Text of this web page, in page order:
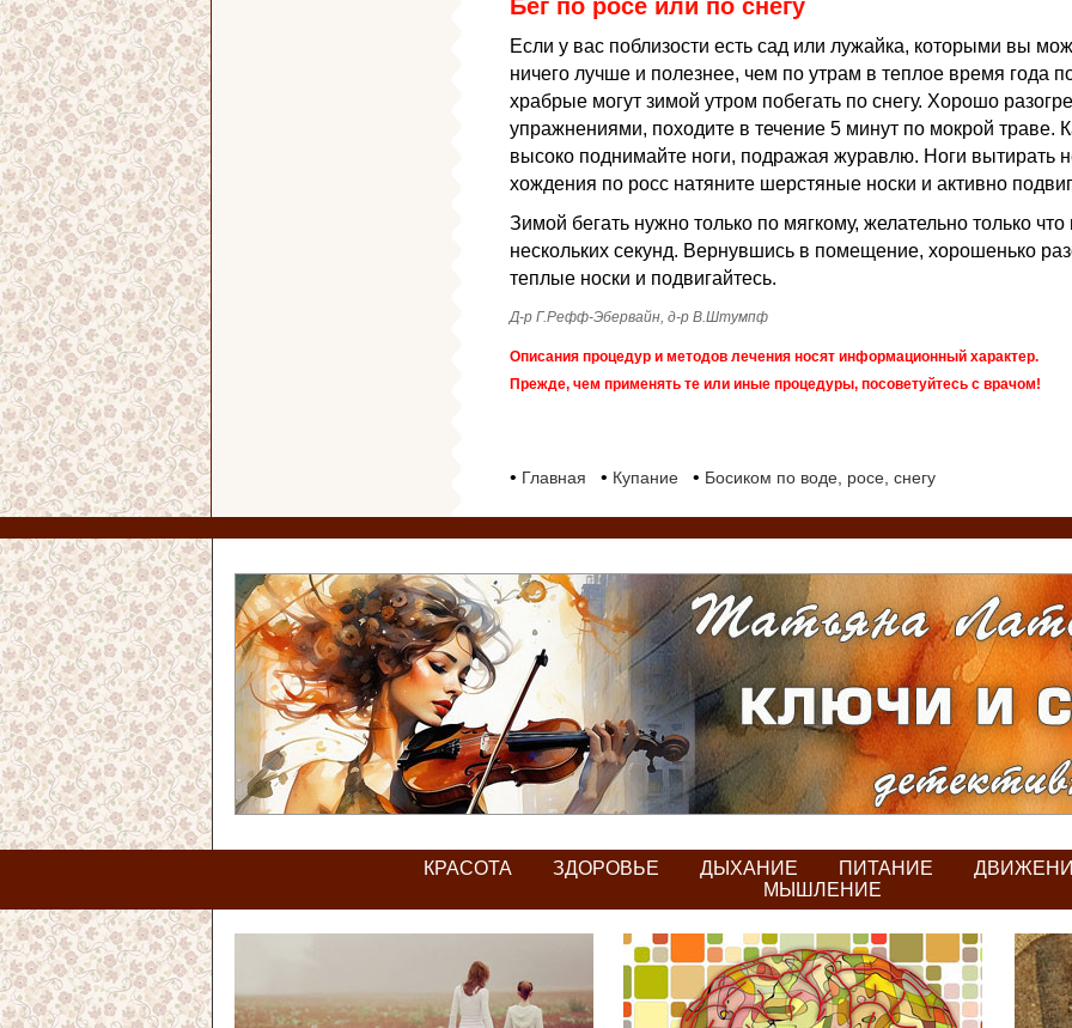
Бег по росе или по снегу
Если у вас поблизости есть сад или лужайка, которыми вы
ничего лучше и полезнее, чем по утрам в теплое время года
храбрые могут зимой утром побегать по снегу. Хорошо
упражнениями, походите в течение 5 минут по мокрой траве.
высоко поднимайте ноги, подражая журавлю. Ноги вытирать
хождения по росс натяните шерстяные носки и активно
Зимой бегать нужно только по мягкому, желательно только
нескольких секунд. Вернувшись в помещение, хорошенько
теплые носки и подвигайтесь.
Д-р Г.Рефф-Эбервайн, д-р В.Штумпф
Описания процедур и методов лечения носят информационный характер.
Прежде, чем применять те или иные процедуры, посоветуйтесь с врачом!
• Главная • Купание • Босиком по воде, росе, снегу
КРАСОТА ЗДОРОВЬЕ ДЫХАНИЕ ПИТАНИЕ
МЫШЛЕНИЕ